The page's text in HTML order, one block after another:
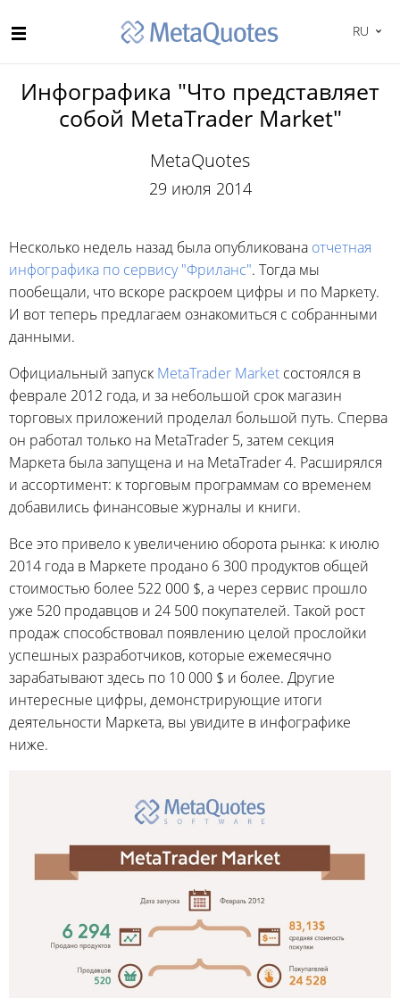
RU
Инфографика "Что представляет
собой MetaTrader Market"
MetaQuotes
29 июля 2014
Несколько недель назад была опубликована отчетная
инфографика по сервису "Фриланс". Тогда мы
пообещали, что вскоре раскроем цифры и по Маркету.
И вот теперь предлагаем ознакомиться с собранными
данными.
Официальный запуск MetaTrader Market состоялся в
феврале 2012 года, и за небольшой срок магазин
торговых приложений проделал большой путь. Сперва
он работал только на MetaTrader 5, затем секция
Маркета была запущена и на MetaTrader 4. Расширялся
и ассортимент: к торговым программам со временем
добавились финансовые журналы и книги.
Все это привело к увеличению оборота рынка: к июлю
2014 года в Маркете продано 6 300 продуктов общей
стоимостью более 522 000 $, а через сервис прошло
уже 520 продавцов и 24 500 покупателей. Такой рост
продаж способствовал появлению целой прослойки
успешных разработчиков, которые ежемесячно
зарабатывают здесь по 10 000 $ и более. Другие
интересные цифры, демонстрирующие итоги
деятельности Маркета, вы увидите в инфографике
ниже.